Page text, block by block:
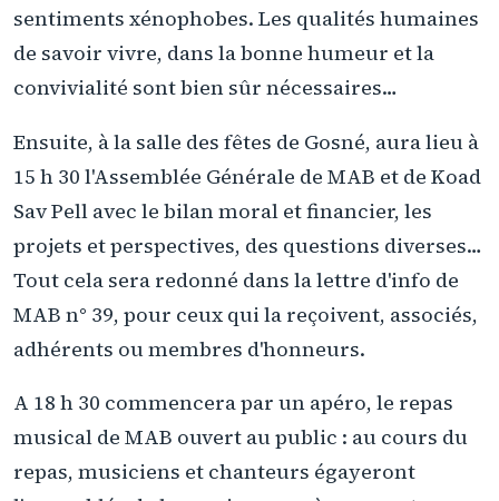
sentiments xénophobes. Les qualités humaines
de savoir vivre, dans la bonne humeur et la
convivialité sont bien sûr nécessaires…
Ensuite, à la salle des fêtes de Gosné, aura lieu à
15 h 30 l'Assemblée Générale de MAB et de Koad
Sav Pell avec le bilan moral et financier, les
projets et perspectives, des questions diverses…
Tout cela sera redonné dans la lettre d'info de
MAB n° 39, pour ceux qui la reçoivent, associés,
adhérents ou membres d'honneurs.
A 18 h 30 commencera par un apéro, le repas
musical de MAB ouvert au public : au cours du
repas, musiciens et chanteurs égayeront